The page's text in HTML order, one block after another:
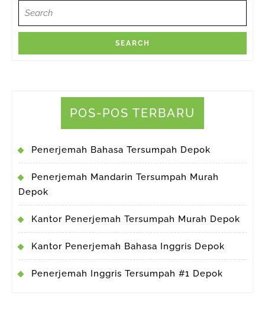
for:
POS-POS TERBARU
Penerjemah Bahasa Tersumpah Depok
Penerjemah Mandarin Tersumpah Murah
Depok
Kantor Penerjemah Tersumpah Murah Depok
Kantor Penerjemah Bahasa Inggris Depok
Penerjemah Inggris Tersumpah #1 Depok